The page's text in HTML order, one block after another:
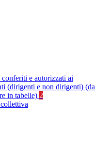
e autorizzati ai
(dirigenti e non dirigenti) (da
in tabelle) 2